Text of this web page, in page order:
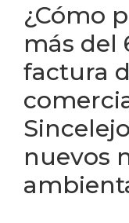
¿Cómo
más del
factura
nuevos